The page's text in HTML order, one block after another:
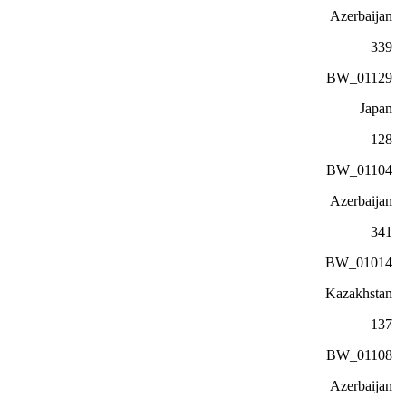
Azerbaijan
339
BW_01129
Japan
128
BW_01104
Azerbaijan
341
BW_01014
Kazakhstan
137
BW_01108
Azerbaijan